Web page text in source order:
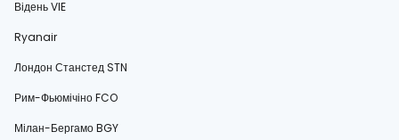
Відень VIE
Ryanair
Лондон Станстед STN
Рим-Фьюмічіно FCO
Мілан-Бергамо BGY